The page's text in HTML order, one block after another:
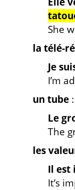
She
la télé-
Je
I’m
un tube
Le
The
les
Il est
It’s